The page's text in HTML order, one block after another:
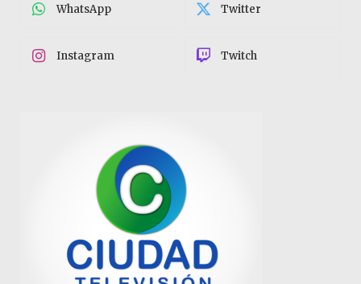
WhatsApp Twitter
Instagram Twitch